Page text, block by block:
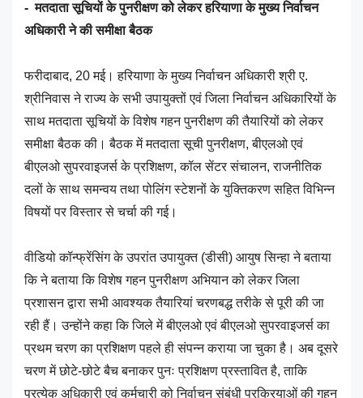
- मतदाता सूचियों के पुनरीक्षण को लेकर हरियाणा के मुख्य निर्वाचन
अधिकारी ने की समीक्षा बैठक
फरीदाबाद, 20 मई। हरियाणा के मुख्य निर्वाचन अधिकारी श्री ए.
श्रीनिवास ने राज्य के सभी उपायुक्तों एवं जिला निर्वाचन अधिकारियों के
साथ मतदाता सूचियों के विशेष गहन पुनरीक्षण की तैयारियों को लेकर
समीक्षा बैठक की। बैठक में मतदाता सूची पुनरीक्षण, बीएलओ एवं
बीएलओ सुपरवाइजर्स के प्रशिक्षण, कॉल सेंटर संचालन, राजनीतिक
दलों के साथ समन्वय तथा पोलिंग स्टेशनों के युक्तिकरण सहित विभिन्न
विषयों पर विस्तार से चर्चा की गई।
वीडियो कॉन्फ्रेंसिंग के उपरांत उपायुक्त (डीसी) आयुष सिन्हा ने बताया
कि ने बताया कि विशेष गहन पुनरीक्षण अभियान को लेकर जिला
प्रशासन द्वारा सभी आवश्यक तैयारियां चरणबद्ध तरीके से पूरी की जा
रही हैं। उन्होंने कहा कि जिले में बीएलओ एवं बीएलओ सुपरवाइजर्स का
प्रथम चरण का प्रशिक्षण पहले ही संपन्न कराया जा चुका है। अब दूसरे
चरण में छोटे-छोटे बैच बनाकर पुनः प्रशिक्षण प्रस्तावित है, ताकि
प्रत्येक अधिकारी एवं कर्मचारी को निर्वाचन संबंधी प्रक्रियाओं की गहन